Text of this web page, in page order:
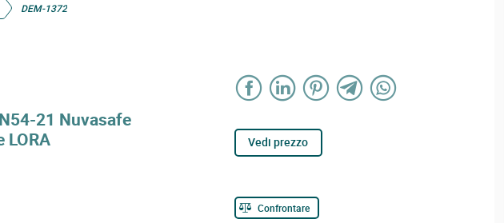
DEM-1372
21 Nuvasafe
LORA
Vedi prezzo
Confrontare